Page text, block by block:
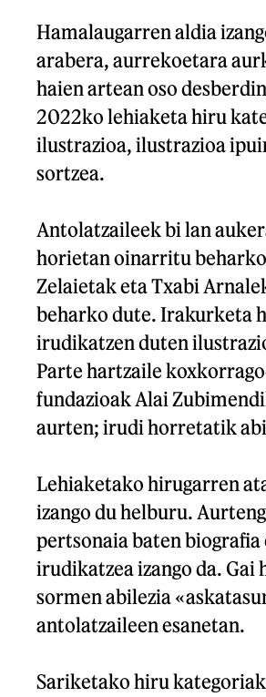
Hamalaugarren aldia
arabera, aurrekoetara
haien artean oso
2022ko lehiaketa hiru
ilustrazioa, ilustrazioa
sortzea.
Antolatzaileek bi lan
horietan oinarritu beharko
Zelaietak eta Txabi
beharko dute. Irakurketa
irudikatzen duten
Parte hartzaile
fundazioak Alai
aurten; irudi horretatik
Lehiaketako hirugarren
izango du helburu.
pertsonaia baten
irudikatzea izango da.
sormen abilezia
antolatzaileen esanetan.
Sariketako hiru